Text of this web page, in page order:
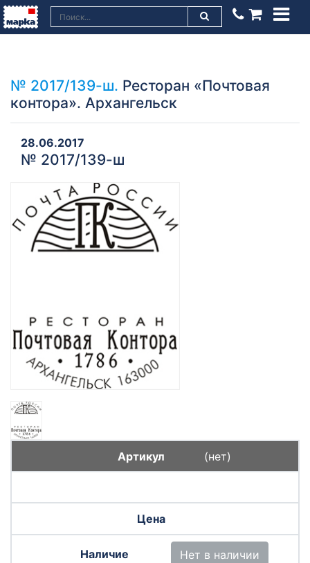
№ 2017/139-ш. Ресторан «Почтовая
контора». Архангельск
28.06.2017
№ 2017/139-ш
(нет)
Нет в наличии